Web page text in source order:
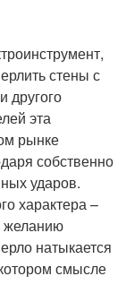
стены с
другого
эта
рынке
собственно
ударов.
характера –
желанию
натыкается
смысле